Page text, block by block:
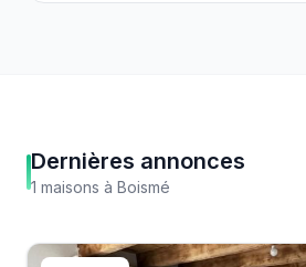
Dernières annonces
1 maisons à Boismé